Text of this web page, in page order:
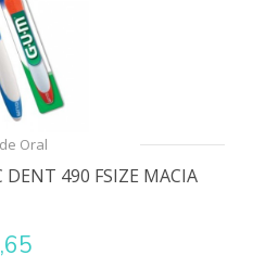
Oral
DENT 490 FSIZE MACIA